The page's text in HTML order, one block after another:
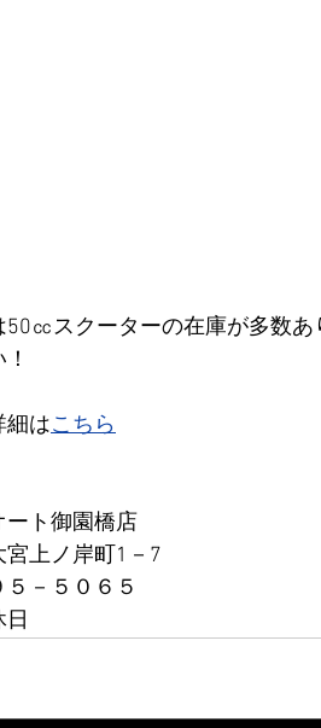
50㏄スクーターの在庫が多数
細はこちら
ート御園橋店
上ノ岸町1－7
５－５０６５